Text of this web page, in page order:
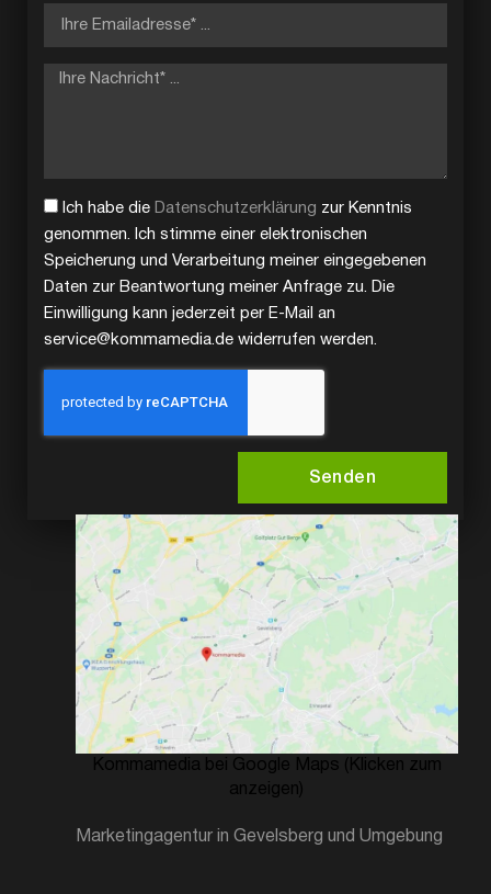
Ich habe die Datenschutzerklärung zur Kenntnis
genommen. Ich stimme einer elektronischen
Speicherung und Verarbeitung meiner eingegebenen
Daten zur Beantwortung meiner Anfrage zu. Die
Einwilligung kann jederzeit per E-Mail an
service@kommamedia.de widerrufen werden.
Senden
Kommamedia bei Google Maps (Klicken zum
anzeigen)
Marketingagentur in Gevelsberg und Umgebung